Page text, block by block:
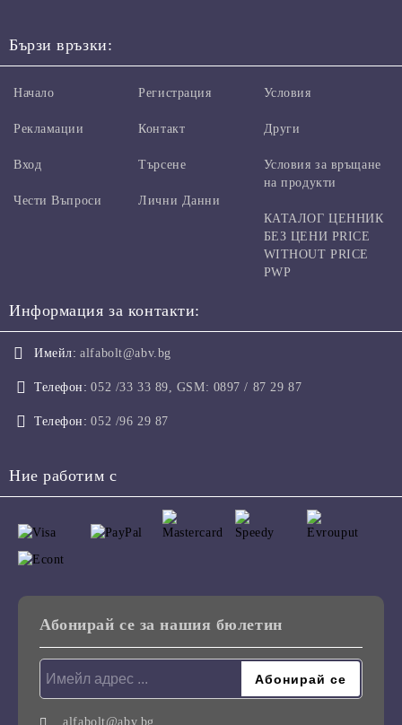
Бързи връзки:
Начало
Рекламации
Вход
Чести Въпроси
Регистрация
Контакт
Търсене
Лични Данни
Условия
Други
Условия за връщане
на продукти
КАТАЛОГ ЦЕННИК
БЕЗ ЦЕНИ PRICE
WITHOUT PRICE
PWP
Информация за контакти:
Имейл: alfabolt@abv.bg
Телефон: 052 /33 33 89, GSM: 0897 / 87 29 87
Телефон: 052 /96 29 87
Ние работим с
Абонирай се за нашия бюлетин
alfabolt@abv.bg